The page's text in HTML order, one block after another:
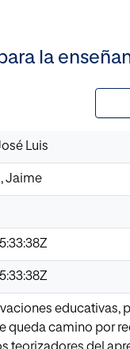
la
Luis
Jaime
educativas,
queda camino por